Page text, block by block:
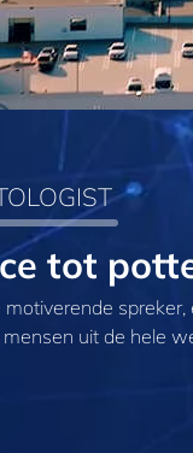
tot
motiverende
uit de hele